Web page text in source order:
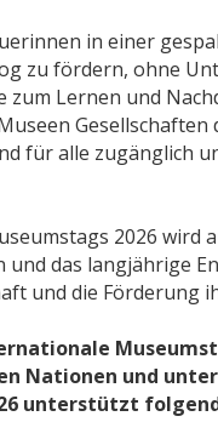
in einer
zu fördern, ohne
zum Lernen und
für alle zugänglich
2026 wird
und das langjährige
und die Förderung
Nationen und
unterstützt